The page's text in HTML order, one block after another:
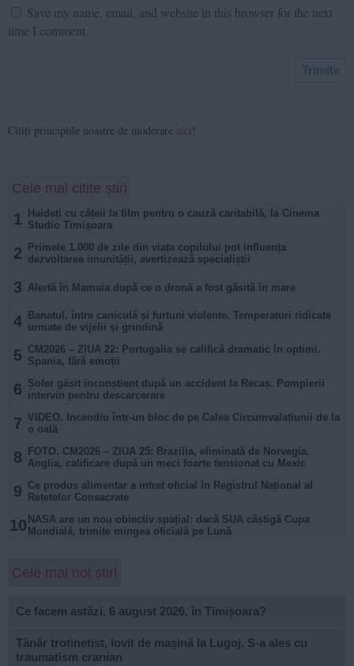
Save my name, email, and website in this browser for the next
time I comment.
Citiți principiile noastre de moderare aici!
Cele mai citite știri
1
Haideți cu cățeii la film pentru o cauză caritabilă, la Cinema
Studio Timișoara
2
Primele 1.000 de zile din viața copilului pot influența
dezvoltarea imunității, avertizează specialiștii
3 Alertă în Mamaia după ce o dronă a fost găsită în mare
4
Banatul, între caniculă și furtuni violente. Temperaturi ridicate
urmate de vijelii și grindină
5 CM2026 – ZIUA 22: Portugalia se califică dramatic în optimi.
Spania, fără emoții
6 Șofer găsit inconștient după un accident la Recaș. Pompierii
intervin pentru descarcerare
7 VIDEO. Incendiu într-un bloc de pe Calea Circumvalațiunii de la
o oală
8
FOTO. CM2026 – ZIUA 25: Brazilia, eliminată de Norvegia.
Anglia, calificare după un meci foarte tensionat cu Mexic
9 Ce produs alimentar a intrat oficial în Registrul Național al
Rețetelor Consacrate
10 NASA are un nou obiectiv spațial: dacă SUA câștigă Cupa
Mondială, trimite mingea oficială pe Lună
Cele mai noi știri
Ce facem astăzi, 6 august 2026, în Timișoara?
Tânăr trotinetist, lovit de mașină la Lugoj. S-a ales cu
traumatism cranian